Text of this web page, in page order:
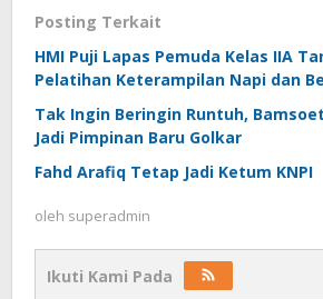
Posting Terkait
HMI Puji Lapas Pemuda Kelas IIA
Pelatihan Keterampilan Napi dan
Tak Ingin Beringin Runtuh,
Jadi Pimpinan Baru Golkar
Fahd Arafiq Tetap Jadi Ketum KNPI
oleh superadmin
Ikuti Kami Pada